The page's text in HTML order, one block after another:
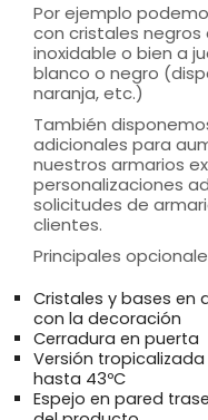
Por ejemplo
con cristales negros
inoxidable o bien a
blanco o negro
naranja, etc.)
También
adicionales para
nuestros armarios
personalizaciones
solicitudes de
clientes.
Principales
Cristales y bases en
con la decoración
Cerradura en puerta
Versión
hasta 43ºC
Espejo en pared